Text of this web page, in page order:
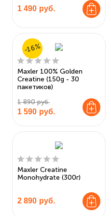
1 490 руб.
Maxler 100% Golden
Creatine (150g - 30
пакетиков)
1 890 руб.
1 590 руб.
-16%
Maxler Creatine
Monohydrate (300г)
2 890 руб.